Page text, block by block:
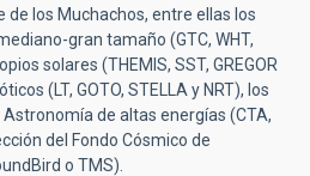
de los Muchachos, entre ellas los
gran tamaño (GTC, WHT,
solares (THEMIS, SST, GREGOR
(LT, GOTO, STELLA y NRT), los
de altas energías (CTA,
del Fondo Cósmico de
o TMS).